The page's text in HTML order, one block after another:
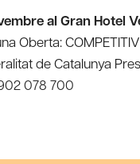
al Gran Hotel
Oberta:
de Catalunya
078 700